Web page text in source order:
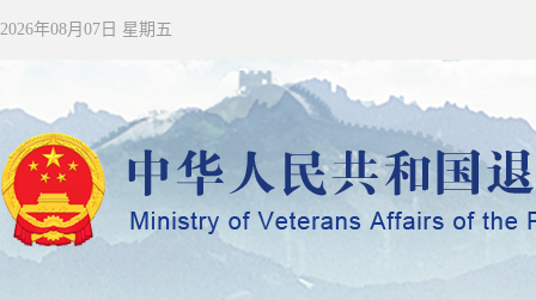
2026年08月07日 星期五